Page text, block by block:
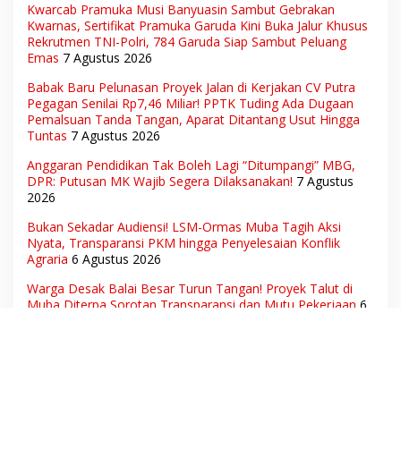
Kwarcab Pramuka Musi Banyuasin Sambut Gebrakan
Kwarnas, Sertifikat Pramuka Garuda Kini Buka Jalur Khusus
Rekrutmen TNI-Polri, 784 Garuda Siap Sambut Peluang
Emas 7 Agustus 2026
Babak Baru Pelunasan Proyek Jalan di Kerjakan CV Putra
Pegagan Senilai Rp7,46 Miliar! PPTK Tuding Ada Dugaan
Pemalsuan Tanda Tangan, Aparat Ditantang Usut Hingga
Tuntas 7 Agustus 2026
Anggaran Pendidikan Tak Boleh Lagi “Ditumpangi” MBG,
DPR: Putusan MK Wajib Segera Dilaksanakan! 7 Agustus
2026
Bukan Sekadar Audiensi! LSM-Ormas Muba Tagih Aksi
Nyata, Transparansi PKM hingga Penyelesaian Konflik
Agraria 6 Agustus 2026
Warga Desak Balai Besar Turun Tangan! Proyek Talut di
Muba Diterpa Sorotan Transparansi dan Mutu Pekerjaan 6